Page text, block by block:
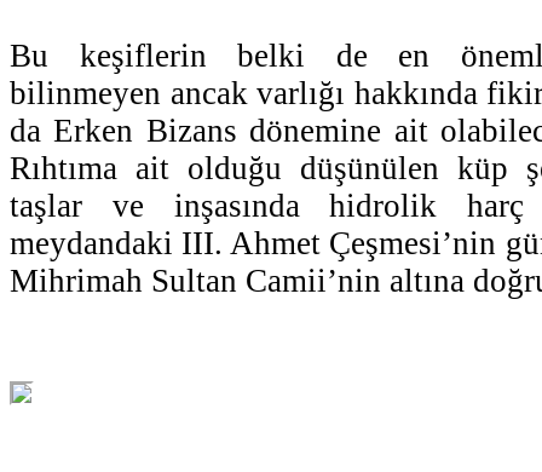
Bu keşiflerin belki de en
bilinmeyen ancak varlığı hakkında
da Erken Bizans dönemine ait
Rıhtıma ait olduğu düşünülen küp
taşlar ve inşasında hidrolik harç
meydandaki III. Ahmet Çeşmesi’nin
Mihrimah Sultan Camii’nin altına